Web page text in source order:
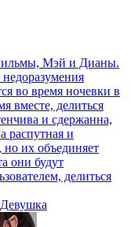
Мэй и Дианы.
во время ночевки в
вместе, делиться
и сдержанна,
распутная и
их объединяет
они будут
делиться